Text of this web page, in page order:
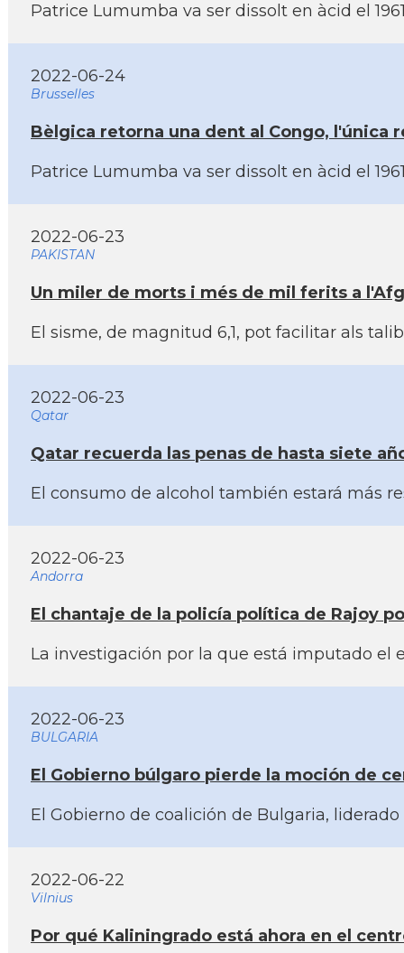
Patrice Lumumba va ser dissolt en àcid el
2022-06-24
Brusselles
Bèlgica retorna una dent al Congo, l'única
Patrice Lumumba va ser dissolt en àcid el
2022-06-23
PAKISTAN
Un miler de morts i més de mil ferits a
El sisme, de magnitud 6,1, pot facilitar als
2022-06-23
Qatar
Qatar recuerda las penas de hasta siete
El consumo de alcohol también estará más
2022-06-23
Andorra
El chantaje de la policí­a polí­tica de Rajoy
La investigación por la que está imputado el
2022-06-23
BULGARIA
El Gobierno búlgaro pierde la moción de
El Gobierno de coalición de Bulgaria,
2022-06-22
Vilnius
Por qué Kaliningrado está ahora en el